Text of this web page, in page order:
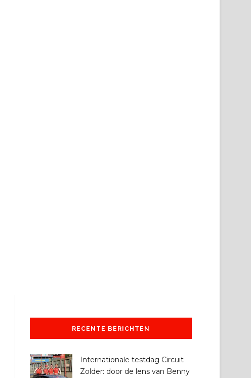
RECENTE BERICHTEN
Internationale testdag Circuit
Zolder: door de lens van Benny